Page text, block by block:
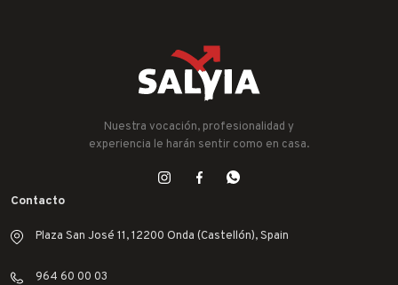
Nuestra vocación, profesionalidad y
experiencia le harán sentir como en casa.
Contacto
Plaza San José 11, 12200 Onda (Castellón), Spain
964 60 00 03